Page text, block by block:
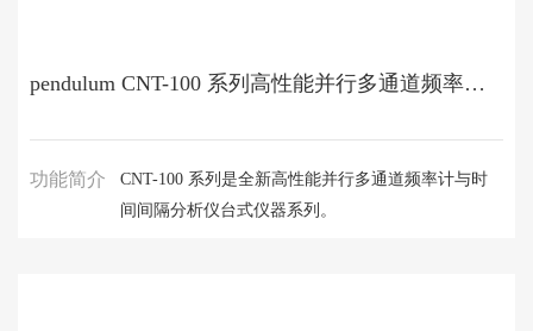
pendulum CNT-100 系列高性能并行多通道频率计与时间间隔分析仪
功能简介
CNT-100 系列是全新高性能并行多通道频率计与时
间间隔分析仪台式仪器系列。